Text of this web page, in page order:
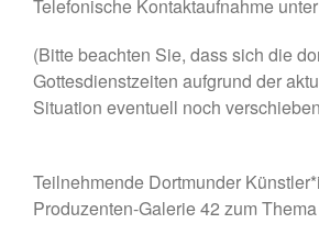
Telefonische Kontaktaufnahme
(Bitte beachten Sie, dass sich die
Gottesdienstzeiten aufgrund der
Situation eventuell noch
Teilnehmende Dortmunder
Produzenten-Galerie 42 zum